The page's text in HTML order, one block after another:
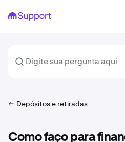
Depósitos e retiradas
Como faço para